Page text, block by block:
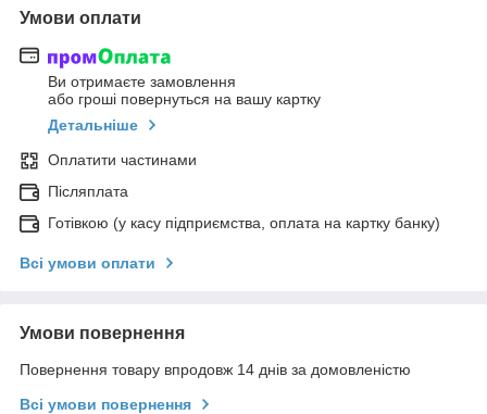
Умови оплати
Ви отримаєте замовлення
або гроші повернуться на вашу картку
Детальніше
Оплатити частинами
Післяплата
Готівкою (у касу підприємства, оплата на картку банку)
Всі умови оплати
Умови повернення
Повернення товару впродовж 14 днів за домовленістю
Всі умови повернення